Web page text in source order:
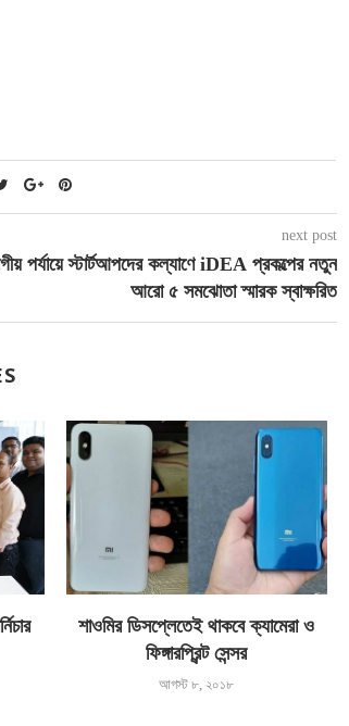
next post
পর্যায়ে স্টার্টআপদের কল্যাণে iDEA প্রকল্পের নতুন
আরো ৫ সমঝোতা স্মারক স্বাক্ষরিত
শাওমির ডিসপ্লেতেই থাকবে ক্যামেরা ও
ফিঙ্গারপ্রিন্ট সেন্সর
আগস্ট ৮, ২০১৮